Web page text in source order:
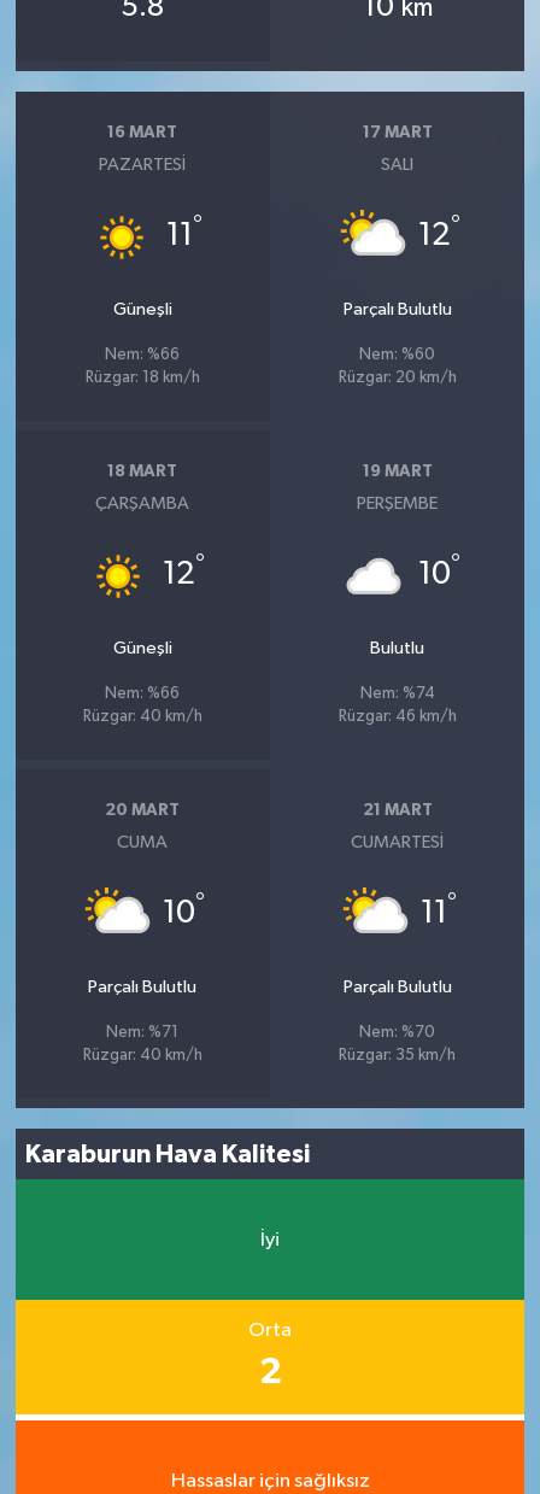
5.8 10 km
16 MART
PAZARTESI
11 °
Güneşli
Nem: %66
Rüzgar: 18 km/h
17 MART
SALI
12°
Parçalı Bulutlu
Nem: %60
Rüzgar: 20 km/h
18 MART
ÇARŞAMBA
12°
Güneşli
Nem: %66
Rüzgar: 40 km/h
19 MART
PERŞEMBE
10°
Bulutlu
Nem: %74
Rüzgar: 46 km/h
20 MART
CUMA
10°
Parçalı Bulutlu
Nem: %71
Rüzgar: 40 km/h
21 MART
CUMARTESI
11 °
Parçalı Bulutlu
Nem: %70
Rüzgar: 35 km/h
Karaburun Hava Kalitesi
İyi
Orta
2
Hassaslar için sağlıksız